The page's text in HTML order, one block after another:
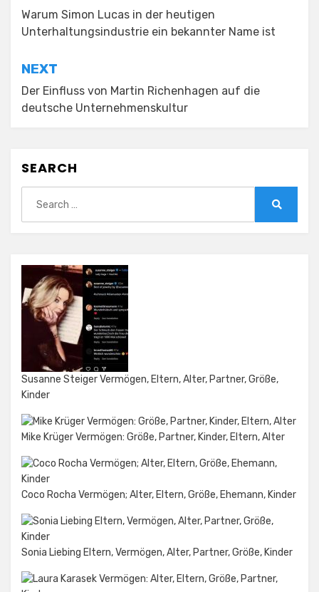
navigation
Warum Simon Lucas in der heutigen
Unterhaltungsindustrie ein bekannter Name ist
NEXT
Der Einfluss von Martin Richenhagen auf die
deutsche Unternehmenskultur
SEARCH
for:
Susanne Steiger Vermögen, Eltern, Alter, Partner, Größe,
Kinder
Mike Krüger Vermögen: Größe, Partner, Kinder, Eltern, Alter
Coco Rocha Vermögen; Alter, Eltern, Größe, Ehemann, Kinder
Sonia Liebing Eltern, Vermögen, Alter, Partner, Größe, Kinder